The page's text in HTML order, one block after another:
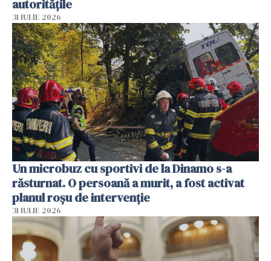
autoritățile
31 IULIE 2026
Un microbuz cu sportivi de la Dinamo s-a
răsturnat. O persoană a murit, a fost activat
planul roșu de intervenție
31 IULIE 2026